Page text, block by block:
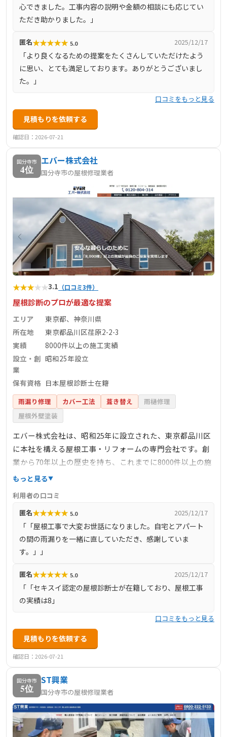
心できました。工事内容の説明や金額の相談にも応じてい
ただき助かりました。」
匿名★★★★★ 5.0 2025/12/17
「より良くなるための提案をたくさんしていただけたよう
に思い、とても満足しております。ありがとうございまし
た。」
口コミをもっと見る
見積もりを依頼する
確認日：2026-07-21
国分寺市
4位
エバー株式会社
国分寺市の屋根修理業者
★★★★★3.1 （口コミ3件）
屋根診断のプロが最適な提案
エリア
東京都、神奈川県
所在地
東京都品川区荏原2-2-3
実績
8000件以上の施工実績
設立・創
業
昭和25年設立
保有資格 日本屋根診断士在籍
雨漏り修理 カバー工法 葺き替え
雨樋修理
屋根外壁塗装
エバー株式会社は、昭和25年に設立された、東京都品川区
に本社を構える屋根工事・リフォームの専門会社です。創
業から70年以上の歴史を持ち、これまでに8000件以上の施
工実績があります。主な事業内容は、屋根・外壁・板金工
に、屋根診断のプロフェッショナルである「日本屋根診断
士」が多数在籍しており、専門的な知識と技術で最適な提
案を行っています。施工対応エリアは東京都と神奈川県
で、地域に密着したサービスを提供しています。無料診断
も実施しており、屋根の耐震・台風・集中豪雨対策や断熱
特徴です。
もっと見る
利用者の口コミ
匿名★★★★★ 5.0 2025/12/17
「「屋根工事で大変お世話になりました。自宅とアパート
の間の雨漏りを一緒に直していただき、感謝していま
す。」」
匿名★★★★★ 5.0 2025/12/17
「「セキスイ認定の屋根診断士が在籍しており、屋根工事
の実績は8」
口コミをもっと見る
見積もりを依頼する
確認日：2026-07-21
国分寺市
5位
ST興業
国分寺市の屋根修理業者